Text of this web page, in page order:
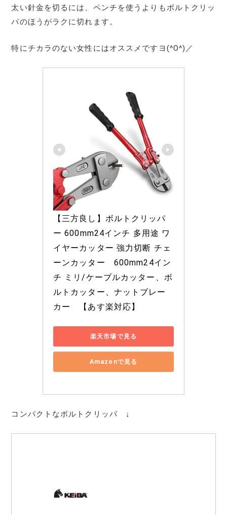
太い針金を切るには、ペンチを使うよりもボルトクリッ
パのほうがラクに切れます。
特にチカラのない女性にはオススメですヨ(^O^)／
【三方良し】ボルトクリッパ
ー 600mm24インチ 多用途 ワ
イヤーカッター 強力切断 チェ
ーンカッター　600mm24イン
チ ミリ/ケーブルカッター、ボ
ルトカッター、ナットブレー
カー　【あす楽対応】
楽天市場で見る
Amazonで見る
コンパクトなボルトクリッパ ↓